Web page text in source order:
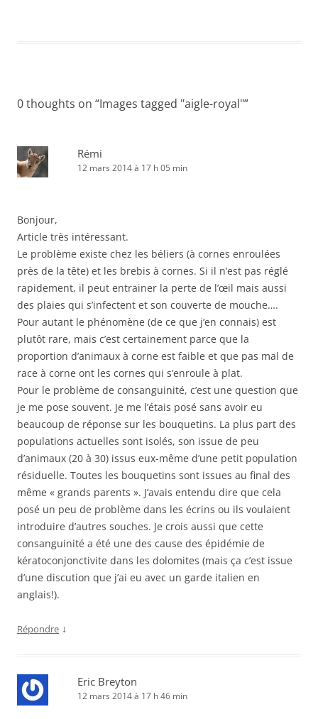
0 thoughts on “Images tagged "aigle-royal"”
Rémi
12 mars 2014 à 17 h 05 min
Bonjour,
Article très intéressant.
Le problème existe chez les béliers (à cornes enroulées
près de la tête) et les brebis à cornes. Si il n’est pas réglé
rapidement, il peut entrainer la perte de l’œil mais aussi
des plaies qui s’infectent et son couverte de mouche….
Pour autant le phénomène (de ce que j’en connais) est
plutôt rare, mais c’est certainement parce que la
proportion d’animaux à corne est faible et que pas mal de
race à corne ont les cornes qui s’enroule à plat.
Pour le problème de consanguinité, c’est une question que
je me pose souvent. Je me l’étais posé sans avoir eu
beaucoup de réponse sur les bouquetins. La plus part des
populations actuelles sont isolés, son issue de peu
d’animaux (20 à 30) issus eux-même d’une petit population
résiduelle. Toutes les bouquetins sont issues au final des
même « grands parents ». J’avais entendu dire que cela
posé un peu de problème dans les écrins ou ils voulaient
introduire d’autres souches. Je crois aussi que cette
consanguinité a été une des cause des épidémie de
kératoconjonctivite dans les dolomites (mais ça c’est issue
d’une discution que j’ai eu avec un garde italien en
anglais!).
Répondre ↓
Eric Breyton
12 mars 2014 à 17 h 46 min